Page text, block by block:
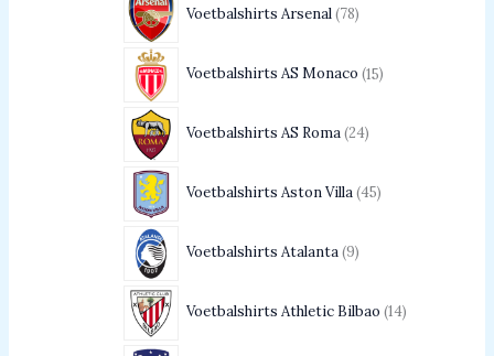
Voetbalshirts Arsenal 78
Voetbalshirts AS Monaco 15
Voetbalshirts AS Roma 24
Voetbalshirts Aston Villa 45
Voetbalshirts Atalanta 9
Voetbalshirts Athletic Bilbao 14